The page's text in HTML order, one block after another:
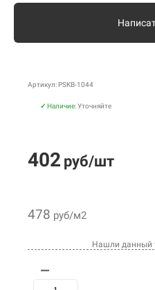
Артикул: PSKB-1044
✓ Наличие:Уточняйте
402 руб/шт
478 руб/м2
Нашли данный
—